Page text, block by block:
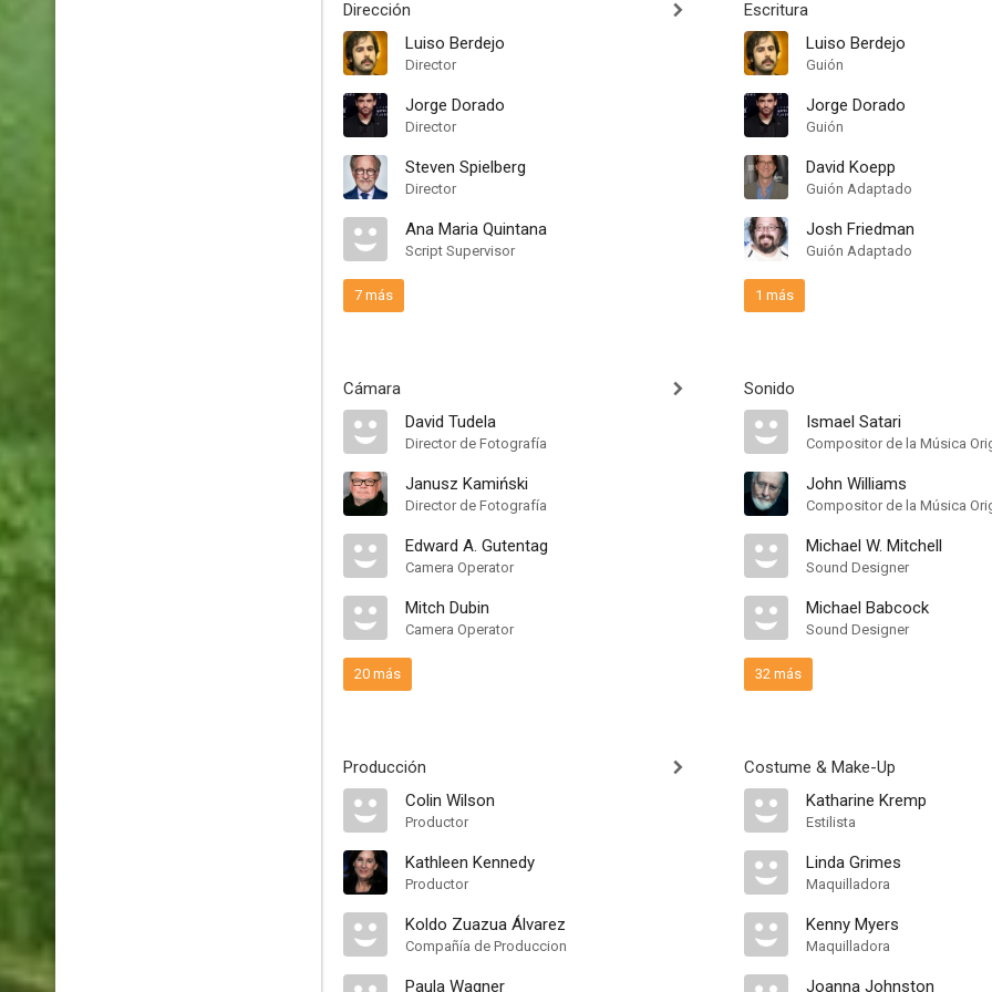
Dirección
Luiso Berdejo
Director
Jorge Dorado
Director
Steven Spielberg
Director
Ana Maria Quintana
Script Supervisor
7 más
Cámara
David Tudela
Director de Fotografía
Janusz Kamiński
Director de Fotografía
Edward A. Gutentag
Camera Operator
Mitch Dubin
Camera Operator
20 más
Producción
Colin Wilson
Productor
Kathleen Kennedy
Productor
Koldo Zuazua Álvarez
Compañía de Produccion
Paula Wagner
Escritura
Luiso Berdejo
Guión
Jorge Dorado
Guión
David Koepp
Guión Adaptado
Josh Friedman
Guión Adaptado
1 más
Sonido
Ismael Satari
Compositor de la Música
John Williams
Compositor de la Música
Michael W. Mitchell
Sound Designer
Michael Babcock
Sound Designer
32 más
Costume & Make-Up
Katharine Kremp
Estilista
Linda Grimes
Maquilladora
Kenny Myers
Maquilladora
Joanna Johnston